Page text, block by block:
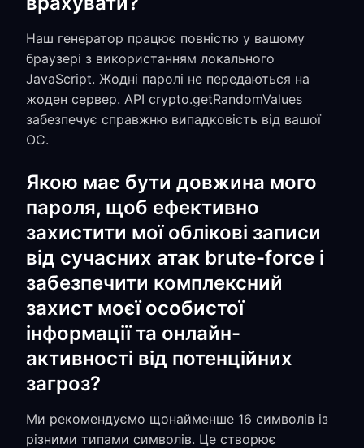
Наш генератор працює повністю у вашому
браузері з використанням локального
JavaScript. Жодні паролі не передаються на
жоден сервер. API crypto.getRandomValues
забезпечує справжню випадковість від вашої
ОС.
Якою має бути довжина мого
пароля, щоб ефективно
захистити мої облікові записи
від сучасних атак brute-force і
забезпечити комплексний
захист моєї особистої
інформації та онлайн-
активності від потенційних
загроз?
Ми рекомендуємо щонайменше 16 символів із
різними типами символів. Це створює